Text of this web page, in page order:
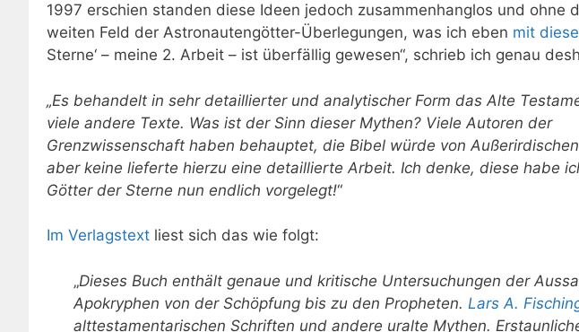
1997 erschien standen diese Ideen jedoch zusammenhanglos und ohne
weiten Feld der Astronautengötter-Überlegungen, was ich eben mit
Sterne‘ – meine 2. Arbeit – ist überfällig gewesen“, schrieb ich genau
„Es behandelt in sehr detaillierter und analytischer Form das Alte
viele andere Texte. Was ist der Sinn dieser Mythen? Viele Autoren der
Grenzwissenschaft haben behauptet, die Bibel würde von
aber keine lieferte hierzu eine detaillierte Arbeit. Ich denke, diese habe
Götter der Sterne nun endlich vorgelegt!“
Im Verlagstext liest sich das wie folgt:
„Dieses Buch enthält genaue und kritische Untersuchungen der
Apokryphen von der Schöpfung bis zu den Propheten. Lars A.
alttestamentarischen Schriften und andere uralte Mythen.